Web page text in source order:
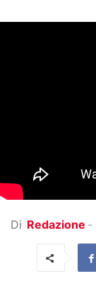
Di Redazione -